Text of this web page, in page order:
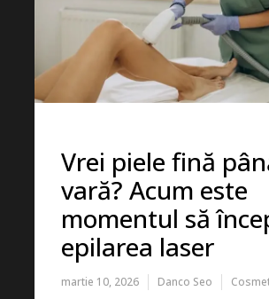
Vrei piele fină
vară? Acum este
momentul să
epilarea laser
martie 10, 2026 Danco Seo